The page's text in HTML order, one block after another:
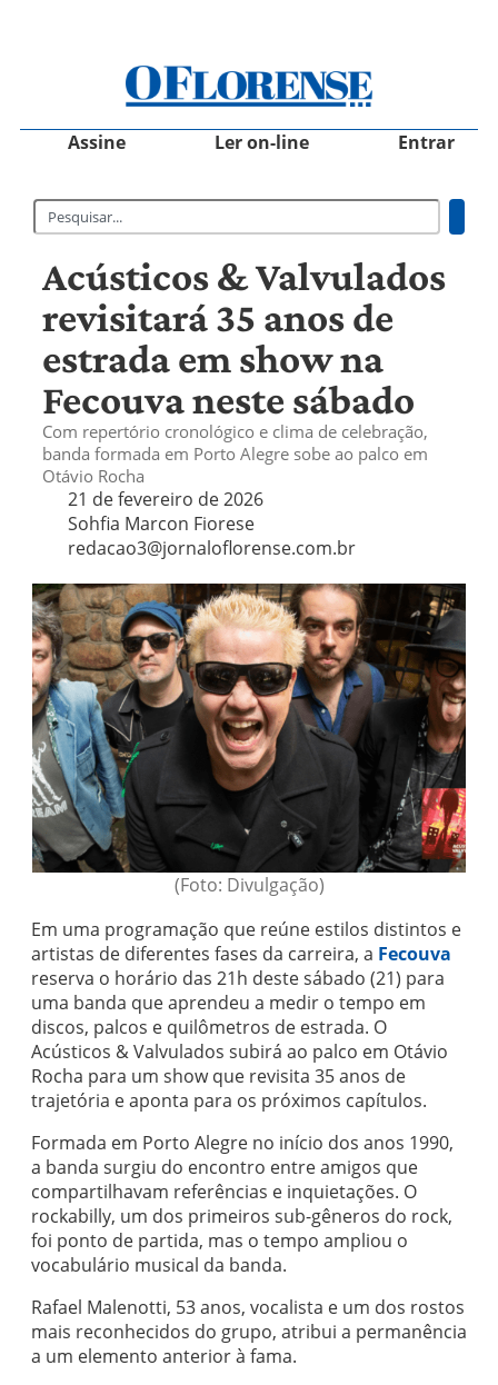
Assine Ler on-line Entrar
Acústicos & Valvulados
revisitará 35 anos de
estrada em show na
Fecouva neste sábado
Com repertório cronológico e clima de celebração,
banda formada em Porto Alegre sobe ao palco em
Otávio Rocha
21 de fevereiro de 2026
Sohfia Marcon Fiorese
redacao3@jornaloflorense.com.br
(Foto: Divulgação)
Em uma programação que reúne estilos distintos e
artistas de diferentes fases da carreira, a Fecouva
reserva o horário das 21h deste sábado (21) para
uma banda que aprendeu a medir o tempo em
discos, palcos e quilômetros de estrada. O
Acústicos & Valvulados subirá ao palco em Otávio
Rocha para um show que revisita 35 anos de
trajetória e aponta para os próximos capítulos.
Formada em Porto Alegre no início dos anos 1990,
a banda surgiu do encontro entre amigos que
compartilhavam referências e inquietações. O
rockabilly, um dos primeiros sub-gêneros do rock,
foi ponto de partida, mas o tempo ampliou o
vocabulário musical da banda.
Rafael Malenotti, 53 anos, vocalista e um dos rostos
mais reconhecidos do grupo, atribui a permanência
a um elemento anterior à fama.